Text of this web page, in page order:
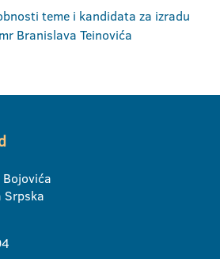
teme i kandidata za izradu
Branislava Teinovića
Srpska